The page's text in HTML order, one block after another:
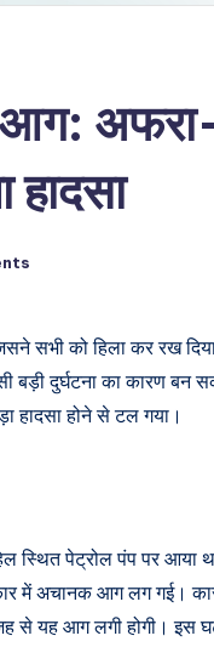
आग:
सभी को हिला कर रख
दुर्घटना का कारण बन
हादसा होने से टल गया।
स्थित पेट्रोल पंप पर आया
में अचानक आग लग गई।
से यह आग लगी होगी। इस